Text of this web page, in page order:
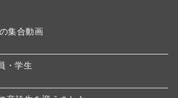
集合動画
・学生